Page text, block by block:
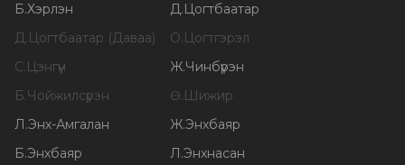
Б.Хэрлэн Д.Цогтбаатар
Д.Цогтбаатар (Даваа) О.Цогтгэрэл
С.Цэнгүүн Ж.Чинбүрэн
Б.Чойжилсүрэн Ө.Шижир
Л.Энх-Амгалан Ж.Энхбаяр
Б.Энхбаяр Л.Энхнасан